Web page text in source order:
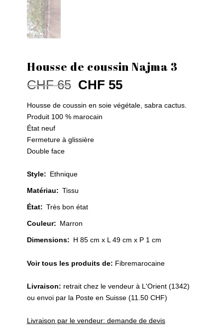
Housse de coussin Najma 3
CHF65 Le
initial
était :
CHF 55Le
actuel
Housse de coussin en soie végétale, sabra cactus.
Produit 100 % marocain
État neuf
Fermeture à glissière
Double face
Style: Ethnique
Matériau: Tissu
État: Très bon état
Couleur: Marron
Dimensions: H 85 cm x L 49 cm x P 1 cm
Voir tous les produits de: Fibremarocaine
Livraison: retrait chez le vendeur à L'Orient (1342)
ou envoi par la Poste en Suisse (11.50 CHF)
Livraison par le vendeur: demande de devis